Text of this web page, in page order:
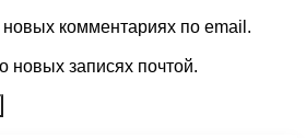
комментариях по email.
новых записях почтой.